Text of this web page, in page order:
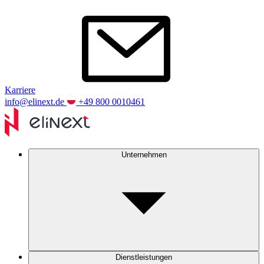
Karriere
info@elinext.de
+49 800 0010461
Unternehmen
Dienstleistungen